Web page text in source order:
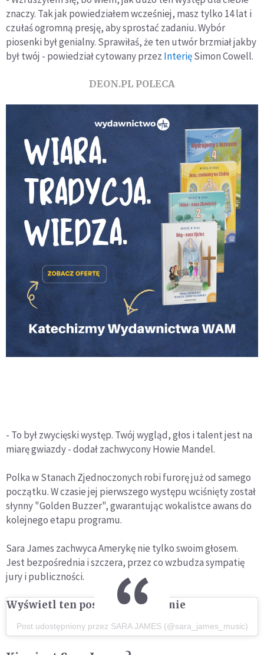
znaczy. Tak jak powiedziałem wcześniej, masz tylko 14 lat i
czułaś ogromną presję, aby sprostać zadaniu. Wybór
piosenki był genialny. Sprawiłaś, że ten utwór brzmiał jakby
był twój - powiedział cytowany przez InterięSimon Cowell.
DEON.PL POLECA
- To był zwycięski występ. Twój wygląd, głos i talent jest na
miarę gwiazdy - dodał zachwycony Howie Mandel.
Polka w Stanach Zjednoczonych robi furorę już od samego
początku. W czasie jej pierwszego występu wciśnięty został
słynny "Golden Buzzer", gwarantując wokalistce awans do
kolejnego etapu programu.
Sara James zachwyca Amerykę nie tylko swoim głosem.
Jest bezpośrednia i szczera, przez co wzbudza sympatię
jury i publiczności.
Wyświetl ten post na Instagramie
Post udostępniony przez SARA JAMES (@sara_james_music)